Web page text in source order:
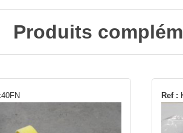
Produits
Ref :